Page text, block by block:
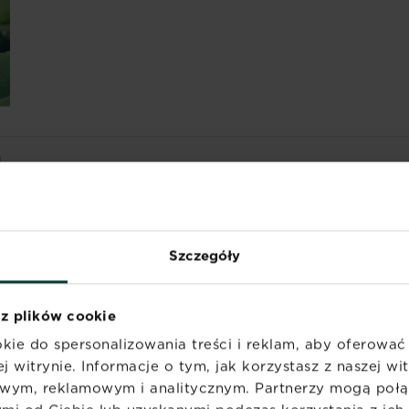
Szczegóły
plików cookie
do spersonalizowania treści i reklam, aby oferować
witrynie. Informacje o tym, jak korzystasz z naszej
reklamowym i analitycznym. Partnerzy mogą
ściółki i lekkim rozkopaniu ziemi. Na korzeniach
się na kolor brunatno-brązowy. Należy je
maścią ogrodniczą.
który szybko się rozprzestrzenia po całej roślinie
oprysk.